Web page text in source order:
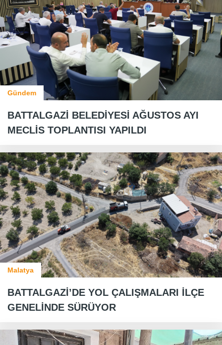
Gündem
BATTALGAZİ BELEDİYESİ AĞUSTOS AYI
MECLİS TOPLANTISI YAPILDI
Malatya
BATTALGAZİ’DE YOL ÇALIŞMALARI İLÇE
GENELİNDE SÜRÜYOR